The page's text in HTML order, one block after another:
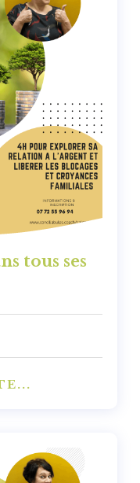
tous ses